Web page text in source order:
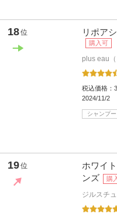
18位 リポア
購入可
plus eau（
税込価格：
2024/11/2
シャンプ
19位
ホワイ
ンズ
購
ジルスチ